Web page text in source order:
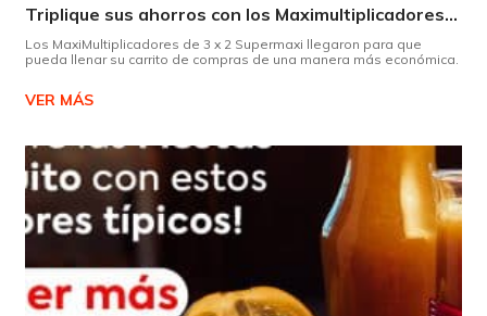
Triplique sus ahorros con los Maximultiplicadores de Supermaxi
Los MaxiMultiplicadores de 3 x 2 Supermaxi llegaron para que
pueda llenar su carrito de compras de una manera más económica.
VER MÁS